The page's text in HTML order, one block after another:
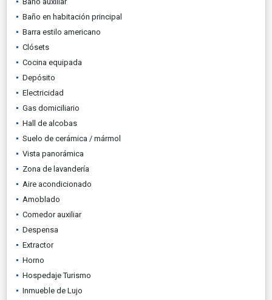
Baño en habitación principal
Barra estilo americano
Clósets
Cocina equipada
Depósito
Electricidad
Gas domiciliario
Hall de alcobas
Suelo de cerámica / mármol
Vista panorámica
Zona de lavandería
Aire acondicionado
Amoblado
Comedor auxiliar
Despensa
Extractor
Horno
Hospedaje Turismo
Inmueble de Lujo